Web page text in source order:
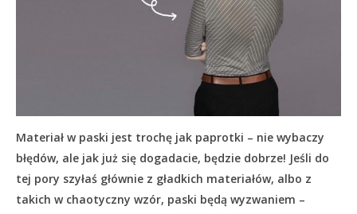
Materiał w paski jest trochę jak paprotki – nie wybaczy
błędów, ale jak już się dogadacie, będzie dobrze! Jeśli do
tej pory szyłaś głównie z gładkich materiałów, albo z
takich w chaotyczny wzór, paski będą wyzwaniem –